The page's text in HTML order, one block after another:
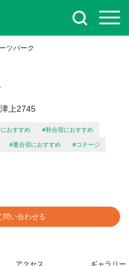
ツパーク
上2745
におすすめ #秋合宿におすすめ
#夏合宿におすすめ #コテージ
問い合わせる
アクセス ギャラリー